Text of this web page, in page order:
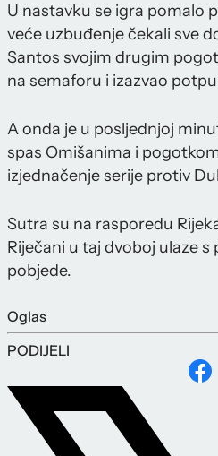
U nastavku se igra pomalo
veće uzbuđenje čekali sve
Santos svojim drugim
na semaforu i izazvao
A onda je u posljednjoj
spas Omišanima i
izjednačenje serije protiv
Sutra su na rasporedu
Riječani u taj dvoboj ulaze
pobjede.
Oglas
PODIJELI